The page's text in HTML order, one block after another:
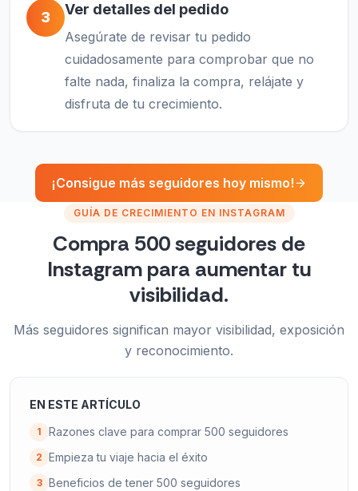
3 Ver detalles del pedido
Asegúrate de revisar tu pedido
cuidadosamente para comprobar que no
falte nada, finaliza la compra, relájate y
disfruta de tu crecimiento.
¡Consigue más seguidores hoy mismo!
GUÍA DE CRECIMIENTO EN INSTAGRAM
Compra 500 seguidores de
Instagram para aumentar tu
visibilidad.
Más seguidores significan mayor visibilidad, exposición
y reconocimiento.
EN ESTE ARTÍCULO
1 Razones clave para comprar 500 seguidores
2 Empieza tu viaje hacia el éxito
3 Beneficios de tener 500 seguidores